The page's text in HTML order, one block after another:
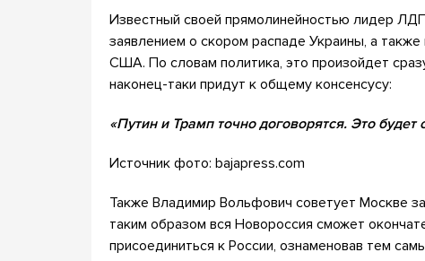
Известный своей прямолинейностью лидер
заявлением о скором распаде Украины, а
США. По словам политика, это произойдет
наконец-таки придут к общему консенсусу:
«Путин и Трамп точно договорятся. Это будет
Источник фото: bajapress.com
Также Владимир Вольфович советует Москве
таким образом вся Новороссия сможет
присоединиться к России, ознаменовав тем